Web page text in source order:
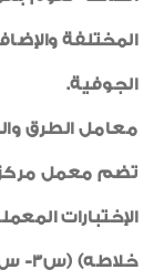
المختلفة
الجوفية.
معامل الطرق
الإختبارات